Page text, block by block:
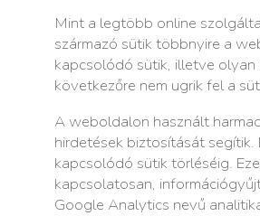
Mint a legtöbb online
származó sütik többnyire a
kapcsolódó sütik, illetve
következőre nem ugrik fel a
A weboldalon használt
hirdetések biztosítását
kapcsolódó sütik törléséig.
kapcsolatosan,
Google Analytics nevű